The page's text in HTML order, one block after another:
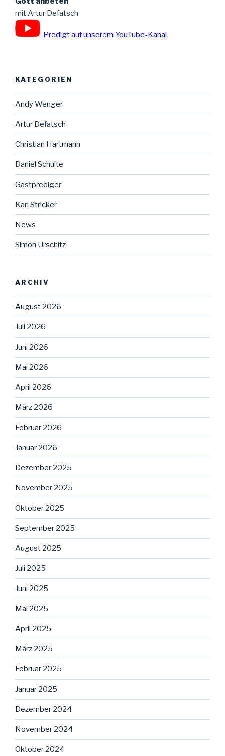
mit Artur Defatsch
Predigt auf unserem YouTube-Kanal
KATEGORIEN
Andy Wenger
Artur Defatsch
Christian Hartmann
Daniel Schulte
Gastprediger
Karl Stricker
News
Simon Urschitz
ARCHIV
August 2026
Juli 2026
Juni 2026
Mai 2026
April 2026
März 2026
Februar 2026
Januar 2026
Dezember 2025
November 2025
Oktober 2025
September 2025
August 2025
Juli 2025
Juni 2025
Mai 2025
April 2025
März 2025
Februar 2025
Januar 2025
Dezember 2024
November 2024
Oktober 2024